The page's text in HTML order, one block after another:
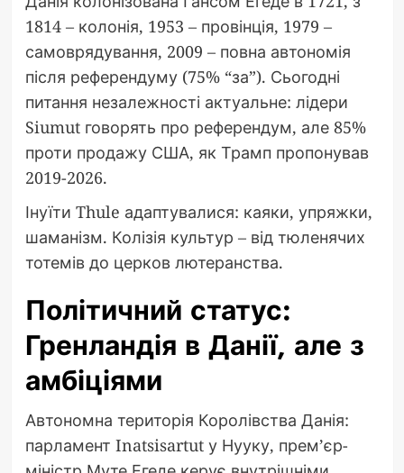
1814 – колонія, 1953 – провінція, 1979 –
самоврядування, 2009 – повна автономія
після референдуму (75% “за”). Сьогодні
питання незалежності актуальне: лідери
Siumut говорять про референдум, але 85%
проти продажу США, як Трамп пропонував
2019-2026.
Інуїти Thule адаптувалися: каяки, упряжки,
шаманізм. Колізія культур – від тюленячих
тотемів до церков лютеранства.
Політичний статус:
Гренландія в Данії, але з
амбіціями
Автономна територія Королівства Данія:
парламент Inatsisartut у Нууку, прем’єр-